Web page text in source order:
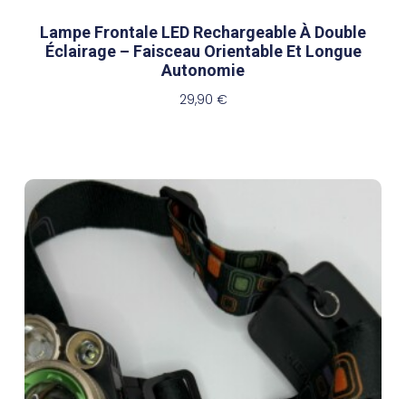
Lampe Frontale LED Rechargeable À Double
Éclairage – Faisceau Orientable Et Longue
Autonomie
29,90 €